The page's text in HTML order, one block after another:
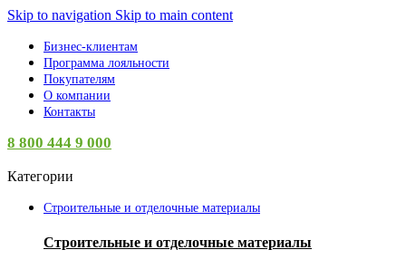
Skip to navigation Skip to main content
Бизнес-клиентам
Программа лояльности
Покупателям
О компании
Контакты
8 800 444 9 000
Категории
Строительные и отделочные материалы
Строительные и отделочные материалы